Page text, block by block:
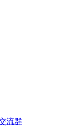
流群